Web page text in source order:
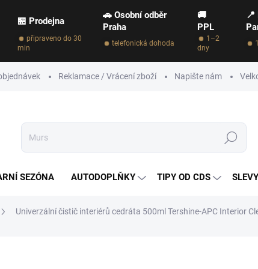
🏪 Prodejna
🚗 Osobní odběr
Praha
🚚
PPL
📍
připraveno do 30
min
telefonická dohoda
1–2
dny
Reklamace / Vrácení zboží Napište nám
Hledat
SEZÓNA AUTODOPLŇKY TIPY OD CDS
Univerzální čistič interiérů cedráta 500ml Tershine-APC Interior